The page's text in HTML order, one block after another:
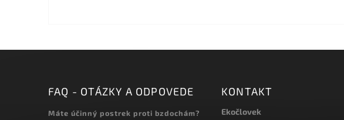
FAQ - OTÁZKY A ODPOVEDE
Máte účinný postrek proti bzdochám?
KONTAKT
Ekočlovek